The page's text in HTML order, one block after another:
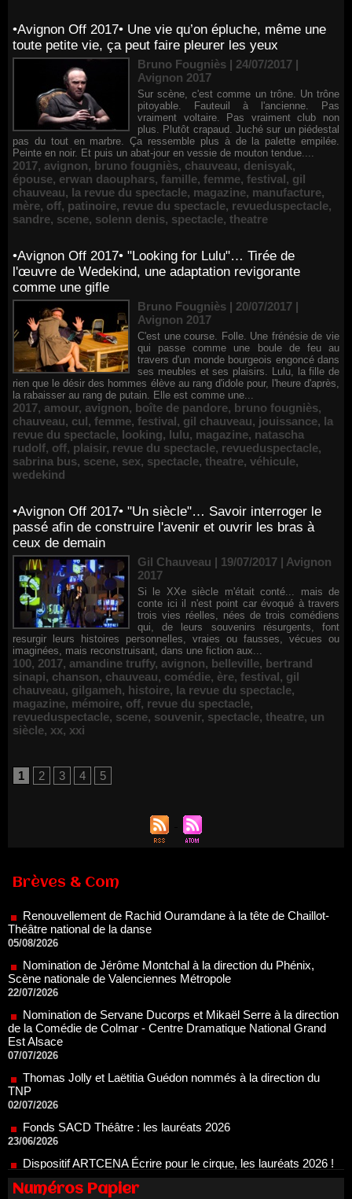
•Avignon Off 2017• Une vie qu’on épluche, même une
toute petite vie, ça peut faire pleurer les yeux
Bruno Fougniès | 24/07/2017 |
Avignon 2017
Sur scène, c'est comme un trône. Un trône
pitoyable. Fauteuil à l'ancienne. Pas
vraiment voltaire. Pas vraiment club non
plus. Plutôt crapaud. Juché sur un piédestal
pas du tout en marbre. Ça ressemble plus à de la palette empilée.
Peinte en noir. Et puis un abat-jour en vessie de mouton tendue....
2017, avignon, bruno fougniès, chauveau, denisyak,
épouse, erwan daouphars, famille, femme, festival, gil
chauveau, la revue du spectacle, magazine, manufacture,
mère, off, patinoire, revue du spectacle, revueduspectacle,
sandre, scene, solenn denis, spectacle, theatre
•Avignon Off 2017• "Looking for Lulu"… Tirée de
l'œuvre de Wedekind, une adaptation revigorante
comme une gifle
Bruno Fougniès | 20/07/2017 |
Avignon 2017
C'est une course. Folle. Une frénésie de vie
qui passe comme une boule de feu au
travers d'un monde bourgeois engoncé dans
ses meubles et ses plaisirs. Lulu, la fille de
rien que le désir des hommes élève au rang d'idole pour, l'heure d'après,
la rabaisser au rang de putain. Elle est comme une...
2017, amour, avignon, boîte de pandore, bruno fougniès,
chauveau, cul, femme, festival, gil chauveau, jouissance, la
revue du spectacle, looking, lulu, magazine, natascha
rudolf, off, plaisir, revue du spectacle, revueduspectacle,
sabrina bus, scene, sex, spectacle, theatre, véhicule,
wedekind
•Avignon Off 2017• "Un siècle"… Savoir interroger le
passé afin de construire l'avenir et ouvrir les bras à
ceux de demain
Gil Chauveau | 19/07/2017 | Avignon
2017
Si le XXe siècle m'était conté... mais de
conte ici il n'est point car évoqué à travers
trois vies réelles, nées de trois comédiens
qui, de leurs souvenirs résurgents, font
resurgir leurs histoires personnelles, vraies ou fausses, vécues ou
imaginées, mais reconstruisant, dans une fiction aux...
100, 2017, amandine truffy, avignon, belleville, bertrand
sinapi, chanson, chauveau, comédie, ère, festival, gil
chauveau, gilgameh, histoire, la revue du spectacle,
magazine, mémoire, off, revue du spectacle,
revueduspectacle, scene, souvenir, spectacle, theatre, un
siècle, xx, xxi
1 2 3 4 5
Brèves & Com
Théâtre national de la danse
Nomination de Jérôme Montchal à la direction du Phénix,
Scène nationale de Valenciennes Métropole
22/07/2026
Nomination de Servane Ducorps et Mikaël Serre à la direction
de la Comédie de Colmar - Centre Dramatique National Grand
Est Alsace
Thomas Jolly et Laëtitia Guédon nommés à la direction du
TNP
02/07/2026
Fonds SACD Théâtre : les lauréats 2026
23/06/2026
Dispositif ARTCENA Écrire pour le cirque, les lauréats 2026 !
20/06/2026
Le palmarès des prix SACD 2026
18/06/2026
Les 10 lauréats du Fonds Grandes Formes Théâtre 2026
Numéros Papier